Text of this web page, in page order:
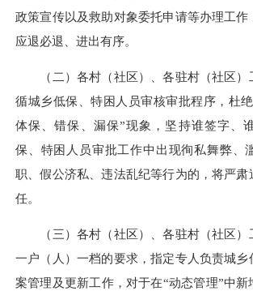
政策宣传以及救助对象委托申请等办理工作
应退必退、进出有序。
（二）各村（社区）、各驻村（社区）
循城乡低保、特困人员审核审批程序，杜
体保、错保、漏保”现象，坚持谁签字、
保、特困人员审批工作中出现徇私舞弊、
职、假公济私、违法乱纪等行为的，将严肃
任。
（三）各村（社区）、各驻村（社区）
一户（人）一档的要求，指定专人负责城乡
案管理及更新工作，对于在“动态管理”中